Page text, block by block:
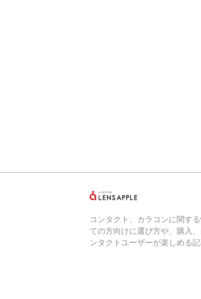
コンタクト、カラコンに関す
ての方向けに選び方や、購入
ンタクトユーザーが楽しめる